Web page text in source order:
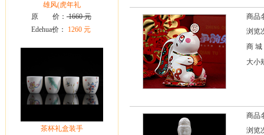
雄风(虎年礼
原 价： 1660 元
Edehua价：
1260 元
茶杯礼盒装手
商品
浏览
商 城
大小
商品
浏览